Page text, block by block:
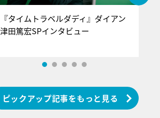
『タイムトラベルダディ』ダイアン
津田篤宏SPインタビュー
ピックアップ記事をもっと見る